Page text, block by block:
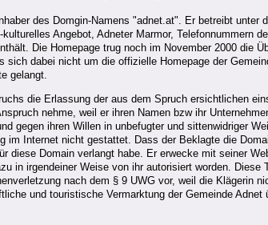
des Domgin-Namens "adnet.at". Er betreibt unter
Angebot, Adneter Marmor, Telefonnummern
Die Homepage trug noch im November 2000 die
dabei nicht um die offizielle Homepage der
gelangt.
die Erlassung der aus dem Spruch ersichtlichen
nehme, weil er ihren Namen bzw ihr
gegen ihren Willen in unbefugter und sittenwidriger
Internet nicht gestattet. Dass der Beklagte die
diese Domain verlangt habe. Er erwecke mit seiner
in irgendeiner Weise von ihr autorisiert worden.
nach dem § 9 UWG vor, weil die Klägerin
und touristische Vermarktung der Gemeinde